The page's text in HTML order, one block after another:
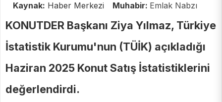
Kaynak: Haber Merkezi Muhabir: Emlak Nabzı
KONUTDER Başkanı Ziya Yılmaz, Türkiye
İstatistik Kurumu'nun (TÜİK) açıkladığı
Haziran 2025 Konut Satış İstatistiklerini
değerlendirdi.